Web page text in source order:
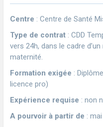
Centre : Centre de Santé
Type de contrat: CDD
vers 24h, dans le cadre
maternité.
Formation exigée :
licence pro)
Expérience requise : non
A pourvoir à partir de :